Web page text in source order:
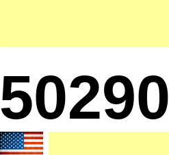
50290